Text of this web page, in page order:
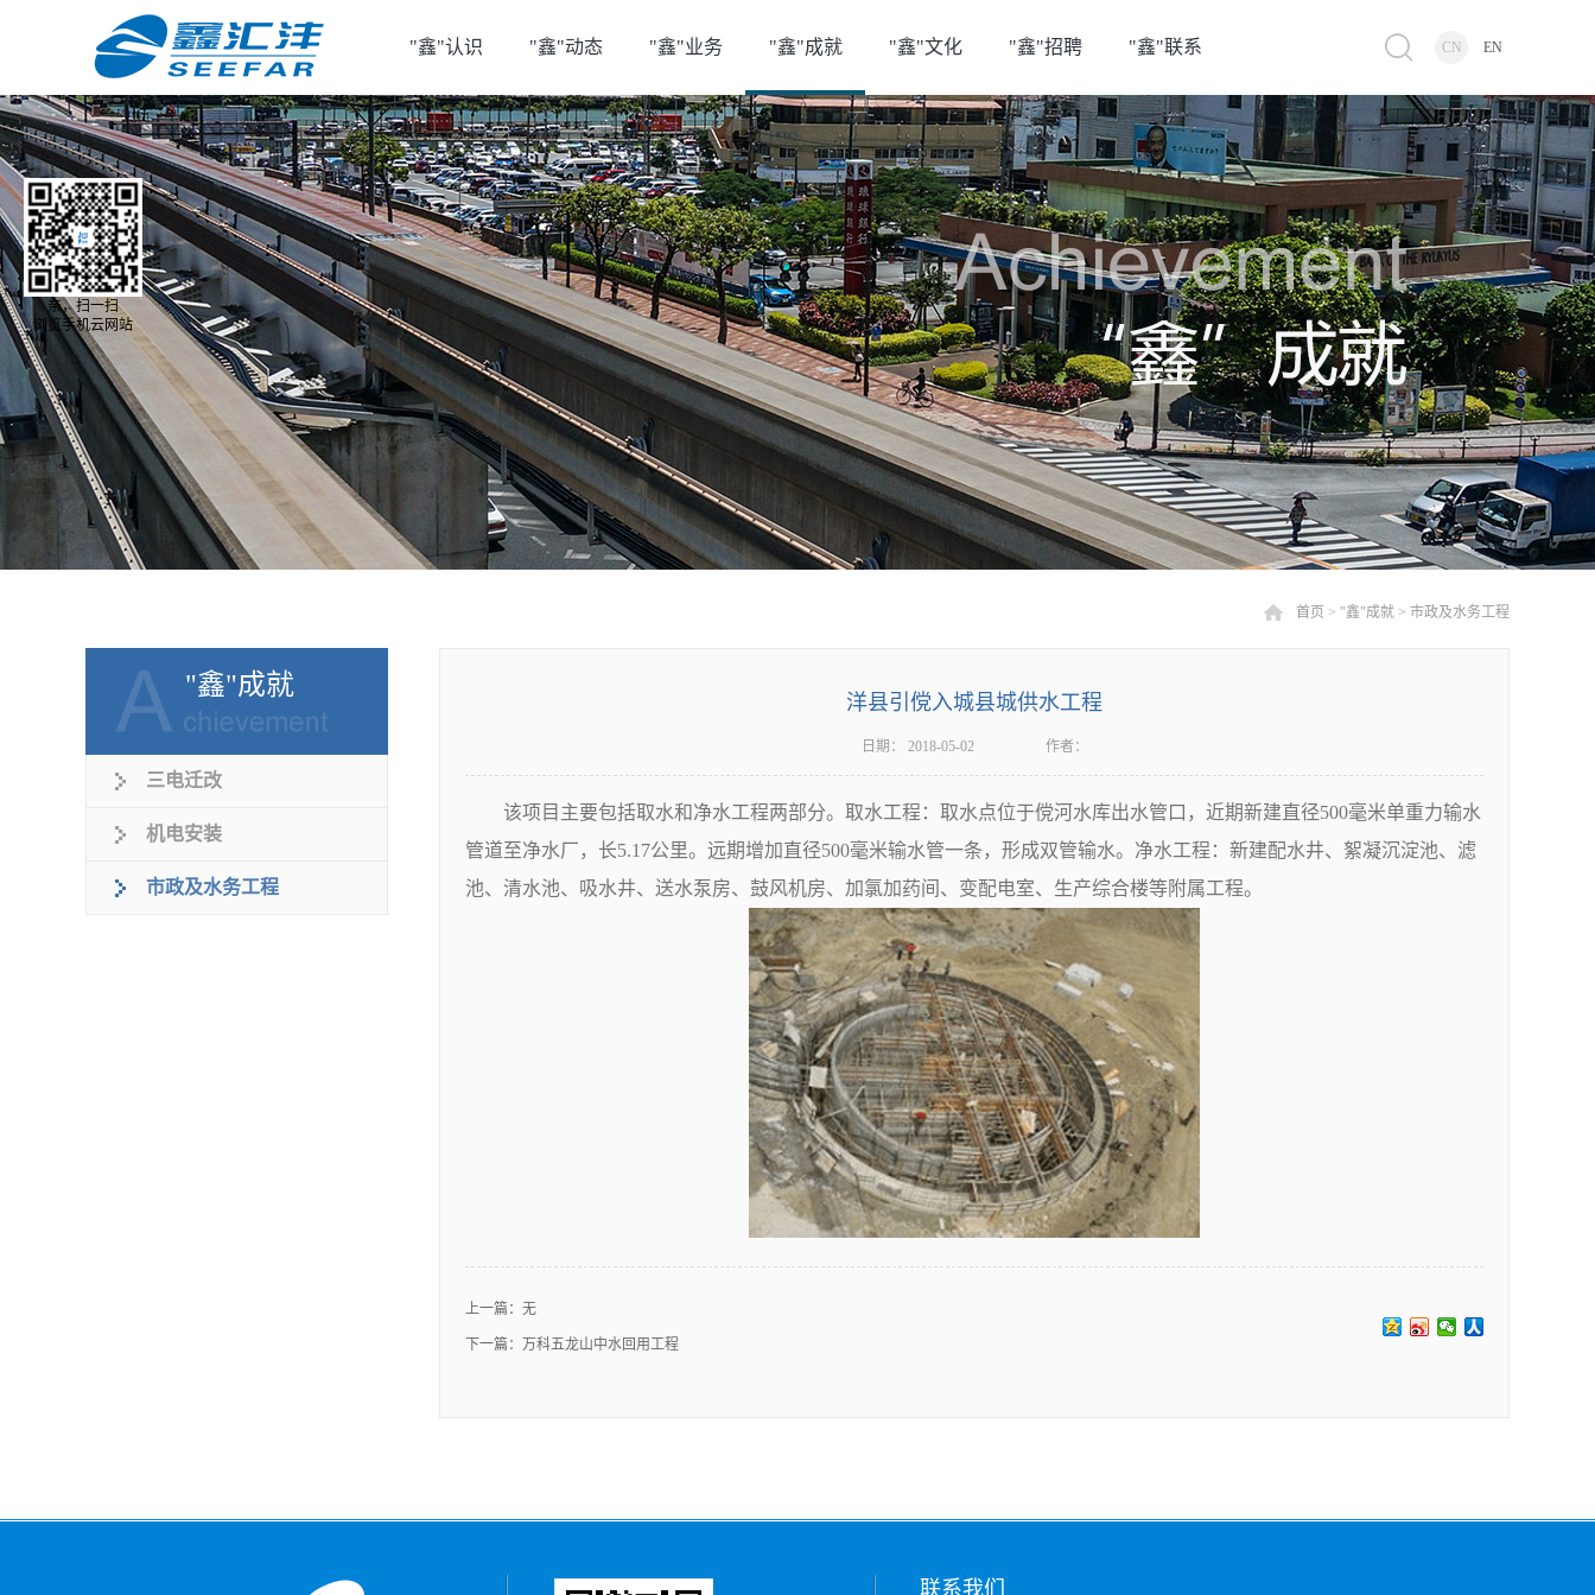
"鑫"认识 "鑫"动态 "鑫"业务 "鑫"成就 "鑫"文化 "鑫"招聘 "鑫"联系 CN EN
首页 > "鑫"成就 > 市政及水务工程
"鑫"成就
三电迁改
机电安装
市政及水务工程
洋县引傥入城县城供水工程
日期： 2018-05-02 作者：
该项目主要包括取水和净水工程两部分。取水工程：取水点位于傥河水库出水管口，近期新建直径500毫米单重力输水
管道至净水厂，长5.17公里。远期增加直径500毫米输水管一条，形成双管输水。净水工程：新建配水井、絮凝沉淀池、滤
池、清水池、吸水井、送水泵房、鼓风机房、加氯加药间、变配电室、生产综合楼等附属工程。
上一篇：无
下一篇： 万科五龙山中水回用工程
联系我们
亲，扫一扫
浏览手机云网站